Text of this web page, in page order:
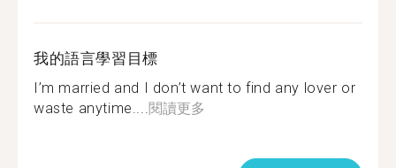
我的語言學習目標
I’m married and I don’t want to find any lover or
waste anytime....閱讀更多